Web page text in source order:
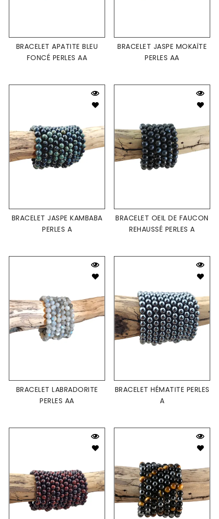
BRACELET APATITE BLEU
FONCÉ PERLES AA
BRACELET JASPE MOKAÏTE
PERLES AA
BRACELET JASPE KAMBABA
PERLES A
BRACELET OEIL DE FAUCON
REHAUSSÉ PERLES A
BRACELET LABRADORITE
PERLES AA
BRACELET HÉMATITE PERLES
A